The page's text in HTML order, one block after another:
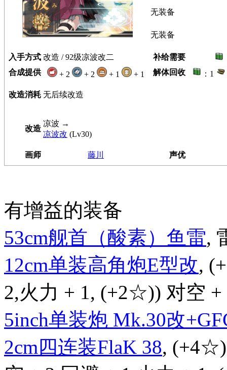
无装备
无装备
入手方式 改造 / 92级凉波改二 补给需要
合成提供
+ 2 + 2 + 1 + 1 解体回收 ：1
改造消耗 无后续改造
改造
凉波 →
凉波改 (Lv30)
画师 藤川 声优
有增益的装备
53cm舰首（酸素）鱼雷,
12cm单装高角炮E型改,
2,火力 + 1, (+2☆)) 对空 +
5inch单装炮 Mk.30改
2cm四连装FlaK 38,